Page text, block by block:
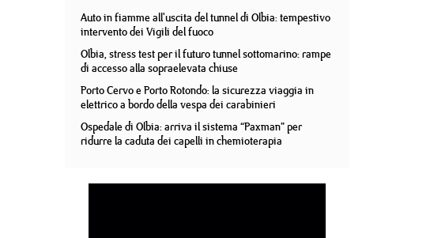
Auto in fiamme all'uscita del tunnel di Olbia: tempestivo
intervento dei Vigili del fuoco
Olbia, stress test per il futuro tunnel sottomarino: rampe
di accesso alla sopraelevata chiuse
Porto Cervo e Porto Rotondo: la sicurezza viaggia in
elettrico a bordo della vespa dei carabinieri
Ospedale di Olbia: arriva il sistema “Paxman” per
ridurre la caduta dei capelli in chemioterapia